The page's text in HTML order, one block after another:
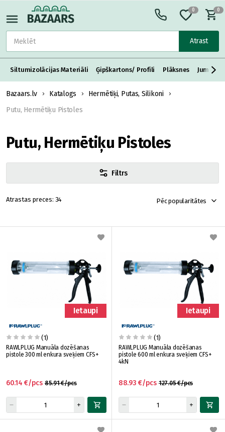
Atrast
0 0
Siltumizolācijas Materiāli Ģipškartons/ Profili Plāksnes Jumta
Bazaars.lv Katalogs
Hermētiķi, Putas, Silikoni
Putu, Hermētiķu Pistoles
Putu, Hermētiķu Pistoles
Filtrs
34 Pēc popularitātes
Ietaupi
(1)
RAWLPLUG Manuāla dozēšanas
pistole 300 ml enkura sveķiem CFS+
85.91 €/pcs
60.14 €/pcs
Ietaupi
(1)
RAWLPLUG Manuāla dozēšanas
pistole 600 ml enkura sveķiem CFS+
4kN
127.05 €/pcs
88.93 €/pcs